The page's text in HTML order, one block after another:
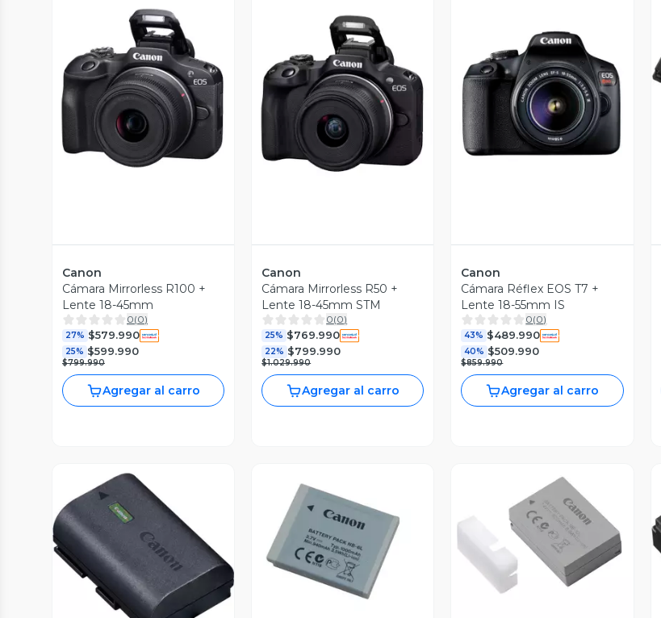
Vista Previa
Canon
Cámara Mirrorless R100 +
Lente 18-45mm
0(0)
27% $579.990
25% $599.990
$799.990
Agregar al carro
Vista Previa
Canon
Cámara Mirrorless R50 +
Lente 18-45mm STM
0(0)
25% $769.990
22% $799.990
$1.029.990
Agregar al carro
Vista Previa
Canon
Cámara Réflex EOS T7 +
Lente 18-55mm IS
0(0)
43% $489.990
40% $509.990
$859.990
Agregar al carro
Vista Previa
Vista Previa Vista Previa